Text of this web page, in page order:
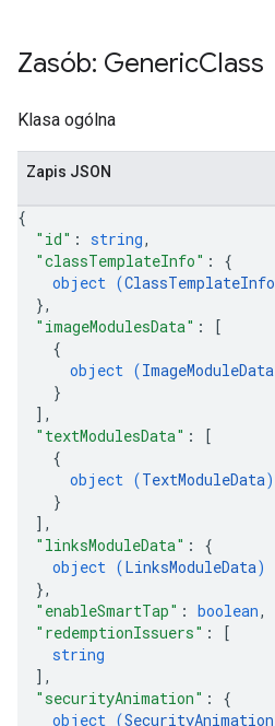
Zasób: GenericClass
Klasa ogólna
Zapis JSON
{
"id" : string,
"classTemplateInfo" : {
object (ClassTemplateInfo
},
"imageModulesData" :
[
{
object (ImageModuleData
}
] ,
"textModulesData" :
[
{
object (TextModuleData)
}
] ,
"linksModuleData" : {
object (LinksModuleData)
},
"enableSmartTap" : boolean,
"redemptionIssuers" :
[
string
] ,
"securityAnimation" : {
object (SecurityAnimation